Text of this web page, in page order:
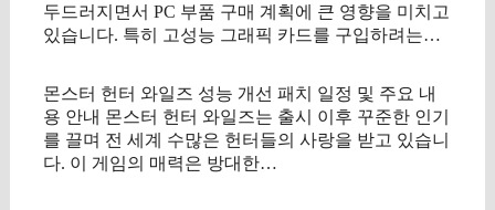
두드러지면서 PC 부품 구매 계획에 큰 영향을 미치고
있습니다. 특히 고성능 그래픽 카드를 구입하려는…
몬스터 헌터 와일즈 성능 개선 패치 일정 및 주요 내
용 안내 몬스터 헌터 와일즈는 출시 이후 꾸준한 인기
를 끌며 전 세계 수많은 헌터들의 사랑을 받고 있습니
다. 이 게임의 매력은 방대한…